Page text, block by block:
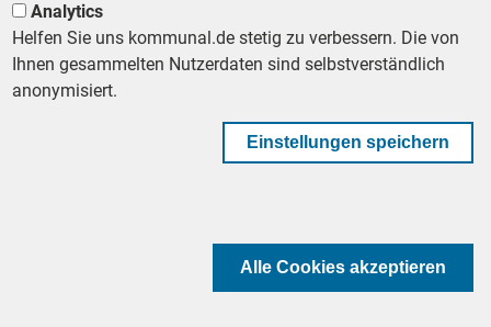
Mittwoch, 4. November 2026 | 18:00 – 19:00
Sicher durch die Krise:
Prozessmanagement
Analytics
Helfen Sie uns kommunal.de stetig zu verbessern. Die von
Ihnen gesammelten Nutzerdaten sind selbstverständlich
anonymisiert.
Einstellungen speichern
Alle Cookies akzeptieren